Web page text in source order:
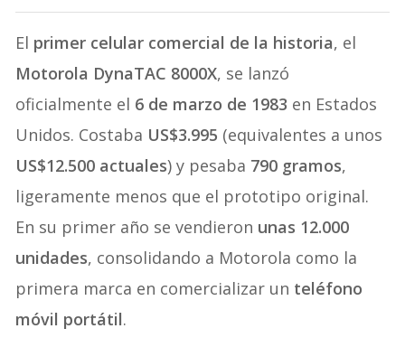
El primer celular comercial de la historia, el
Motorola DynaTAC 8000X, se lanzó
oficialmente el 6 de marzo de 1983 en Estados
Unidos. Costaba US$3.995 (equivalentes a unos
US$12.500 actuales) y pesaba 790 gramos,
ligeramente menos que el prototipo original.
En su primer año se vendieron unas 12.000
unidades, consolidando a Motorola como la
primera marca en comercializar un teléfono
móvil portátil.